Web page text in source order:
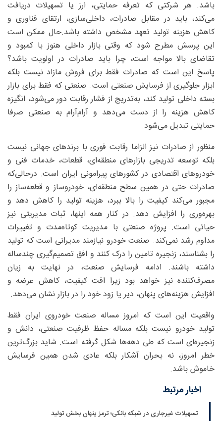
باشد. هر شرکتی که تعرفه حمایتی، ارز یا تسهیلات دریافت
می‌کند، باید در مقابل صادرات، داخلی‌سازی، ارتقای فناوری و
کاهش هزینه تولید تعهد مشخص داشته باشد.حال ممکن است
این پرسش مطرح شود که وقتی بازار داخلی هنوز با کمبود و
تقاضای بالا مواجه است، چرا باید صادرات در اولویت باشد؟
پاسخ این است که صادرات فقط برای فروش مازاد نیست بلکه
ابزار جلوگیری از فرسایش صنعتی است. صنعتی که فقط برای بازار
بسته داخلی تولید کند، به‌تدریج از فشار رقابت دور می‌شود، انگیزه
کاهش هزینه را از دست می‌دهد و آرام‌آرام به صنعتی صرفا
حمایتی تبدیل می‌شود.
منظور از صادرات نیز الزاما رقابت فوری با برندهای جهانی نیست
بلکه توسعه تدریجی بازارهای منطقه‌ای، قطعات، خدمات فنی و
خودروهای اقتصادی در کشورهای پیرامونی ایران است. درحالی‌که
صادرات حتی در همین سطح منطقه‌ای، خودروساز و قطعه‌ساز را
مجبور می‌کند کیفیت را بالا ببرد، هزینه تولید را کاهش دهد و
بهره‌وری را افزایش دهد. در کنار همه اینها، ثبات مدیریتی نیز
حیاتی است. پروژه صنعتی با مدیریت کوتاه‌مدت و تغییرات
مداوم رشد نمی‌کند. صنعت خودرو نیازمند مدیرانی است که تولید
را بشناسند، زنجیره تامین را درک کنند و افق تصمیم‌گیری چندساله
داشته باشند. ادامه فرسایش صنعت، در نهایت به زیان
مصرف‌کننده نیز خواهد بود زیرا افت کیفیت، کاهش عرضه و
افزایش هزینه‌های پنهان، دیر یا زود خود را در بازار نشان می‌دهد.
واقعیت این است که امروز مساله صنعت خودروی ایران فقط
تولید خودرو نیست بلکه مساله حفظ ظرفیت صنعتی، دانش و
زنجیره‌ای است که طی دهه‌ها شکل گرفته است. شاید بزرگ‌ترین
خطر امروز، نه بحران آشکار بلکه عادی شدن همین فرسایش
خاموش باشد.
اخبار مرتبط
تسهیلات غیرجاری در شبکه بانکی؛ ترمز پنهان بخش تولید